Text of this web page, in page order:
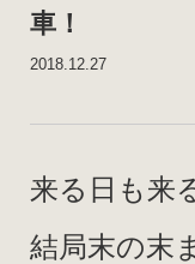
車！
2018.12.27
来る日も来
結局末の末